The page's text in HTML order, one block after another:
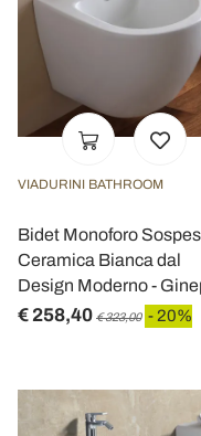
VIADURINI BATHROOM
Bidet Monoforo
Ceramica Bianca dal
Design Moderno -
€ 258,40 € 323,00 - 20%